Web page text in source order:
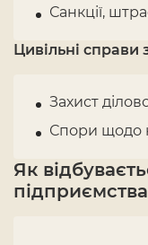
Санкції,
Цивільні справи
Захист
Спори щодо
Як